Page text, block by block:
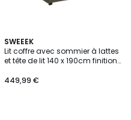
SWEEEK
Lit coffre avec sommier à lattes
et tête de lit 140 x 190cm finition
449,99 €
4
/
5
3
Couleurs